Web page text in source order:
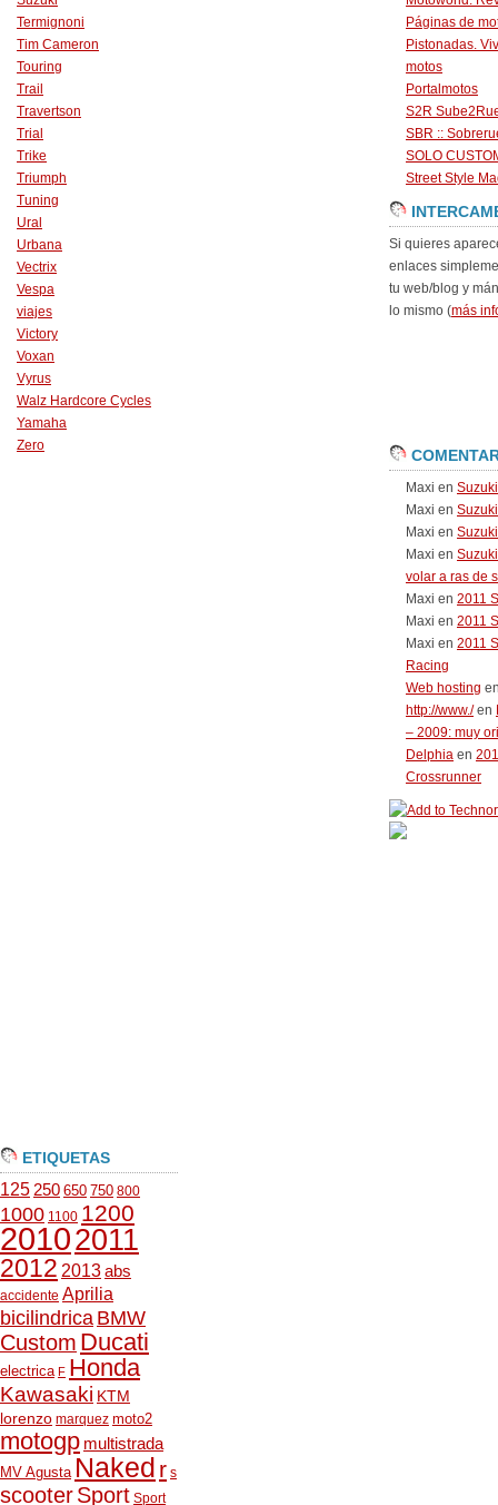
Termignoni
Tim Cameron
Touring
Trail
Travertson
Trial
Trike
Triumph
Tuning
Ural
Urbana
Vectrix
Vespa
viajes
Victory
Voxan
Vyrus
Walz Hardcore Cycles
Yamaha
Zero
ETIQUETAS
125 250 650 750 800
1000 1100 1200
20102011
2012 2013abs
accidente Aprilia
bicilindrica BMW
Custom Ducati
electrica F Honda
Kawasaki KTM
lorenzo marquez moto2
motogp multistrada
MV Agusta Naked r s
scooterSport Sport
Páginas de
Pistonadas.
motos
Portalmotos
S2R
SBR ::
SOLO
Street Style
Si quieres
enlaces
tu web/blog y
lo mismo (más
Maxi en
Maxi en
Maxi en
Maxi en
volar a ras de
Maxi en 2011
Maxi en 2011
Maxi en 2011
Racing
Web hosting
http://www./en
– 2009: muy
Delphia en
Crossrunner